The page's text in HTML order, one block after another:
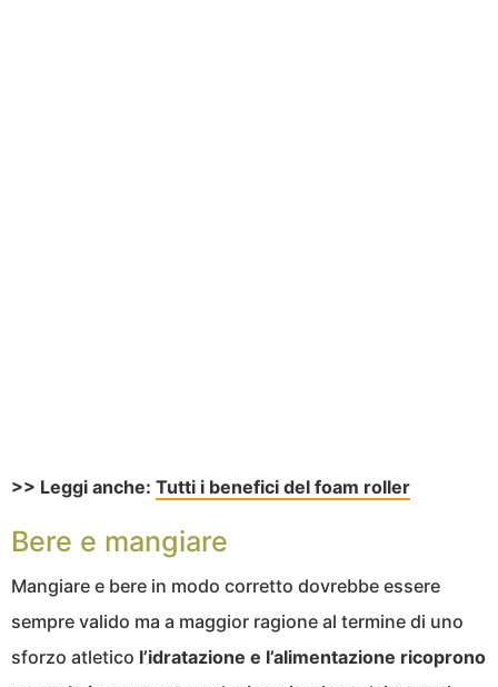
>> Leggi anche: Tutti i benefici del foam roller
Bere e mangiare
Mangiare e bere in modo corretto dovrebbe essere
sempre valido ma a maggior ragione al termine di uno
sforzo atletico l’idratazione e l’alimentazione ricoprono